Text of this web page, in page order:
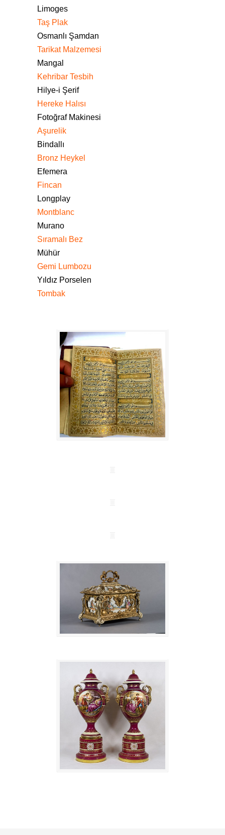
Limoges
Taş Plak
Osmanlı Şamdan
Tarikat Malzemesi
Mangal
Kehribar Tesbih
Hilye-i Şerif
Hereke Halısı
Fotoğraf Makinesi
Aşurelik
Bindallı
Bronz Heykel
Efemera
Fincan
Longplay
Montblanc
Murano
Sıramalı Bez
Mühür
Gemi Lumbozu
Yıldız Porselen
Tombak